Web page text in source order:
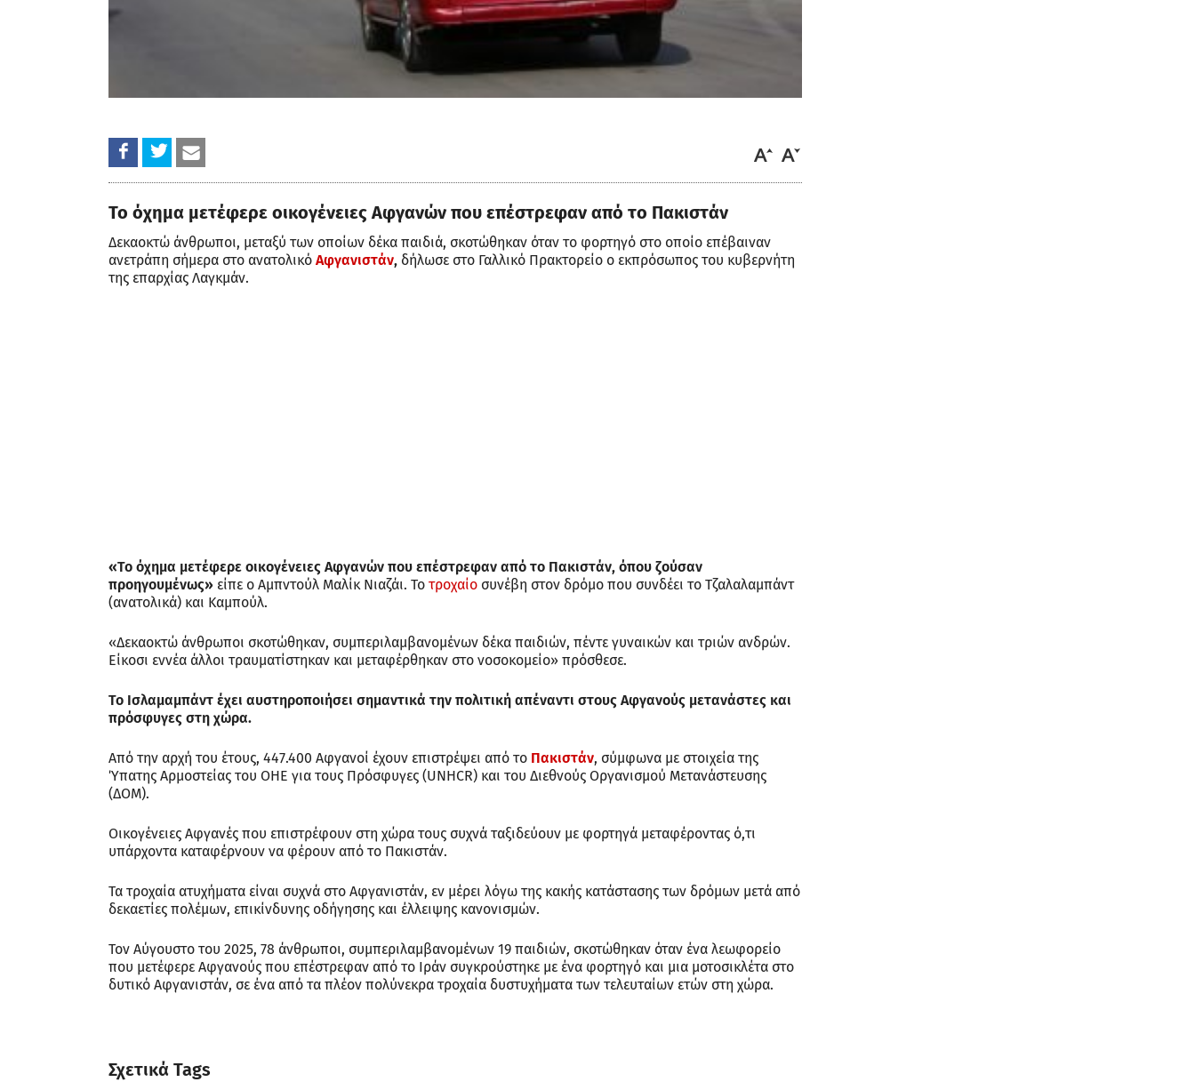
Το όχημα μετέφερε οικογένειες Αφγανών που επέστρεφαν από το Πακιστάν
Δεκαοκτώ άνθρωποι, μεταξύ των οποίων δέκα παιδιά, σκοτώθηκαν όταν το φορτηγό στο οποίο επέβαιναν
ανετράπη σήμερα στο ανατολικό Αφγανιστάν, δήλωσε στο Γαλλικό Πρακτορείο ο εκπρόσωπος του κυβερνήτη
της επαρχίας Λαγκμάν.
«Το όχημα μετέφερε οικογένειες Αφγανών που επέστρεφαν από το Πακιστάν, όπου ζούσαν
προηγουμένως» είπε ο Αμπντούλ Μαλίκ Νιαζάι. Το τροχαίο συνέβη στον δρόμο που συνδέει το Τζαλαλαμπάντ
(ανατολικά) και Καμπούλ.
«Δεκαοκτώ άνθρωποι σκοτώθηκαν, συμπεριλαμβανομένων δέκα παιδιών, πέντε γυναικών και τριών ανδρών.
Είκοσι εννέα άλλοι τραυματίστηκαν και μεταφέρθηκαν στο νοσοκομείο» πρόσθεσε.
Το Ισλαμαμπάντ έχει αυστηροποιήσει σημαντικά την πολιτική απέναντι στους Αφγανούς μετανάστες και
πρόσφυγες στη χώρα.
Από την αρχή του έτους, 447.400 Αφγανοί έχουν επιστρέψει από το Πακιστάν, σύμφωνα με στοιχεία της
Ύπατης Αρμοστείας του ΟΗΕ για τους Πρόσφυγες (UNHCR) και του Διεθνούς Οργανισμού Μετανάστευσης
(ΔΟΜ).
Οικογένειες Αφγανές που επιστρέφουν στη χώρα τους συχνά ταξιδεύουν με φορτηγά μεταφέροντας ό,τι
υπάρχοντα καταφέρνουν να φέρουν από το Πακιστάν.
Τα τροχαία ατυχήματα είναι συχνά στο Αφγανιστάν, εν μέρει λόγω της κακής κατάστασης των δρόμων μετά από
δεκαετίες πολέμων, επικίνδυνης οδήγησης και έλλειψης κανονισμών.
Τον Αύγουστο του 2025, 78 άνθρωποι, συμπεριλαμβανομένων 19 παιδιών, σκοτώθηκαν όταν ένα λεωφορείο
που μετέφερε Αφγανούς που επέστρεφαν από το Ιράν συγκρούστηκε με ένα φορτηγό και μια μοτοσικλέτα στο
δυτικό Αφγανιστάν, σε ένα από τα πλέον πολύνεκρα τροχαία δυστυχήματα των τελευταίων ετών στη χώρα.
Σχετικά Tags